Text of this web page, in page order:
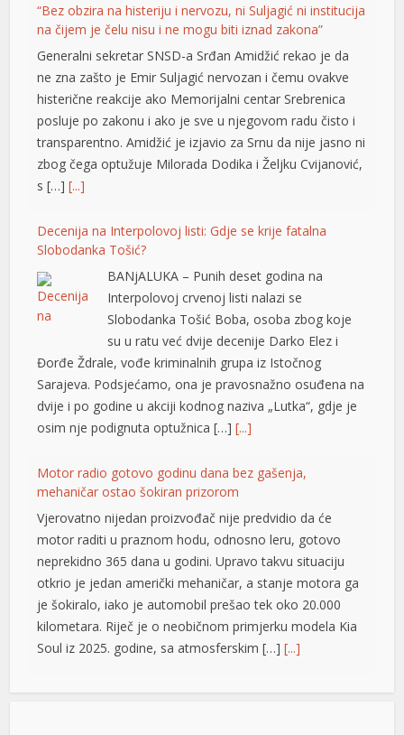
“Bez obzira na histeriju i nervozu, ni Suljagić ni institucija
na čijem je čelu nisu i ne mogu biti iznad zakona”
Generalni sekretar SNSD-a Srđan Amidžić rekao je da
ne zna zašto je Emir Suljagić nervozan i čemu ovakve
histerične reakcije ako Memorijalni centar Srebrenica
posluje po zakonu i ako je sve u njegovom radu čisto i
transparentno. Amidžić je izjavio za Srnu da nije jasno ni
zbog čega optužuje Milorada Dodika i Željku Cvijanović,
s […][...]
Decenija na Interpolovoj listi: Gdje se krije fatalna
Slobodanka Tošić?
BANjALUKA – Punih deset godina na
Interpolovoj crvenoj listi nalazi se
Slobodanka Tošić Boba, osoba zbog koje
su u ratu već dvije decenije Darko Elez i
Đorđe Ždrale, vođe kriminalnih grupa iz Istočnog
Sarajeva. Podsjećamo, ona je pravosnažno osuđena na
dvije i po godine u akciji kodnog naziva „Lutka“, gdje je
osim nje podignuta optužnica […][...]
Motor radio gotovo godinu dana bez gašenja,
mehaničar ostao šokiran prizorom
Vjerovatno nijedan proizvođač nije predvidio da će
motor raditi u praznom hodu, odnosno leru, gotovo
neprekidno 365 dana u godini. Upravo takvu situaciju
otkrio je jedan američki mehaničar, a stanje motora ga
je šokiralo, iako je automobil prešao tek oko 20.000
kilometara. Riječ je o neobičnom primjerku modela Kia
Soul iz 2025. godine, sa atmosferskim […][...]
Rad objavljen u Harvardovom pravnom časopisu: Visoki